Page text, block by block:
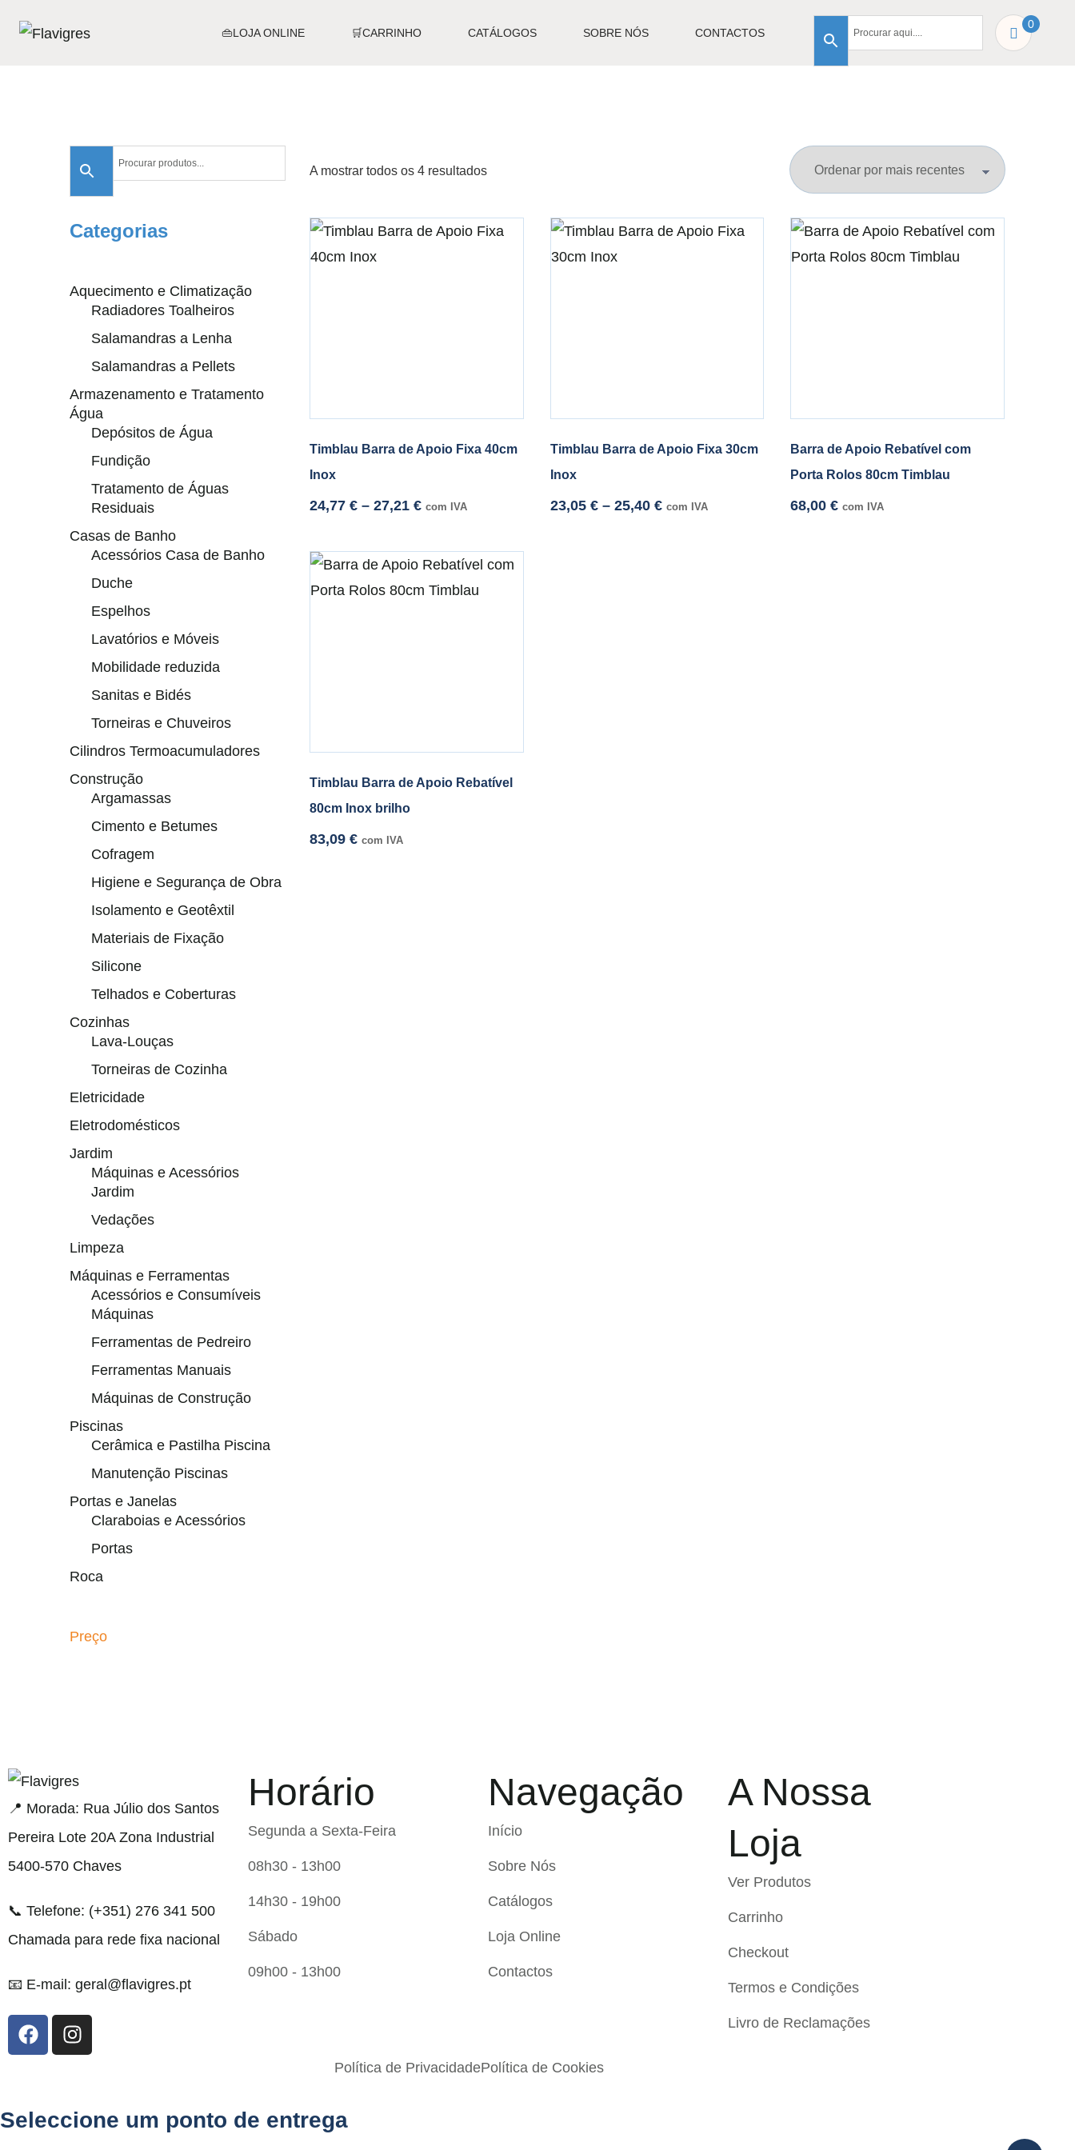
👜LOJA ONLINE 🛒CARRINHO CATÁLOGOS SOBRE NÓS CONTACTOS
0
A mostrar todos os 4 resultados
Timblau Barra de Apoio Fixa 40cm
Inox
24,77 € – 27,21 € com IVA
Timblau Barra de Apoio Fixa 30cm
Inox
23,05 € – 25,40 € com IVA
Barra de Apoio Rebatível com
Porta Rolos 80cm Timblau
68,00€ com IVA
Timblau Barra de Apoio Rebatível
80cm Inox brilho
83,09 € com IVA
Categorias
Aquecimento e Climatização
Radiadores Toalheiros
Salamandras a Lenha
Salamandras a Pellets
Armazenamento e Tratamento
Água
Depósitos de Água
Fundição
Tratamento de Águas
Residuais
Casas de Banho
Acessórios Casa de Banho
Duche
Espelhos
Lavatórios e Móveis
Mobilidade reduzida
Sanitas e Bidés
Torneiras e Chuveiros
Cilindros Termoacumuladores
Construção
Argamassas
Cimento e Betumes
Cofragem
Higiene e Segurança de Obra
Isolamento e Geotêxtil
Materiais de Fixação
Silicone
Telhados e Coberturas
Cozinhas
Lava-Louças
Torneiras de Cozinha
Eletricidade
Eletrodomésticos
Jardim
Máquinas e Acessórios
Jardim
Vedações
Limpeza
Máquinas e Ferramentas
Acessórios e Consumíveis
Máquinas
Ferramentas de Pedreiro
Ferramentas Manuais
Máquinas de Construção
Piscinas
Cerâmica e Pastilha Piscina
Manutenção Piscinas
Portas e Janelas
Claraboias e Acessórios
Portas
Roca
Preço
resmi adresi
📍 Morada: Rua Júlio dos Santos
Pereira Lote 20A Zona Industrial
5400-570 Chaves
📞 Telefone: (+351) 276 341 500
Chamada para rede fixa nacional
📧 E-mail: geral@flavigres.pt
Horário
Segunda a Sexta-Feira
08h30 - 13h00
14h30 - 19h00
Sábado
09h00 - 13h00
Navegação
Início
Sobre Nós
Catálogos
Loja Online
Contactos
A Nossa
Loja
Ver Produtos
Carrinho
Checkout
Termos e Condições
Livro de Reclamações
Política de PrivacidadePolítica de Cookies
Seleccione um ponto de entrega